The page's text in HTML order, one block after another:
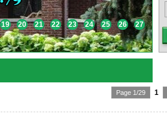
19 20 21 22 23 24 25 26
27
Page 1/29 1